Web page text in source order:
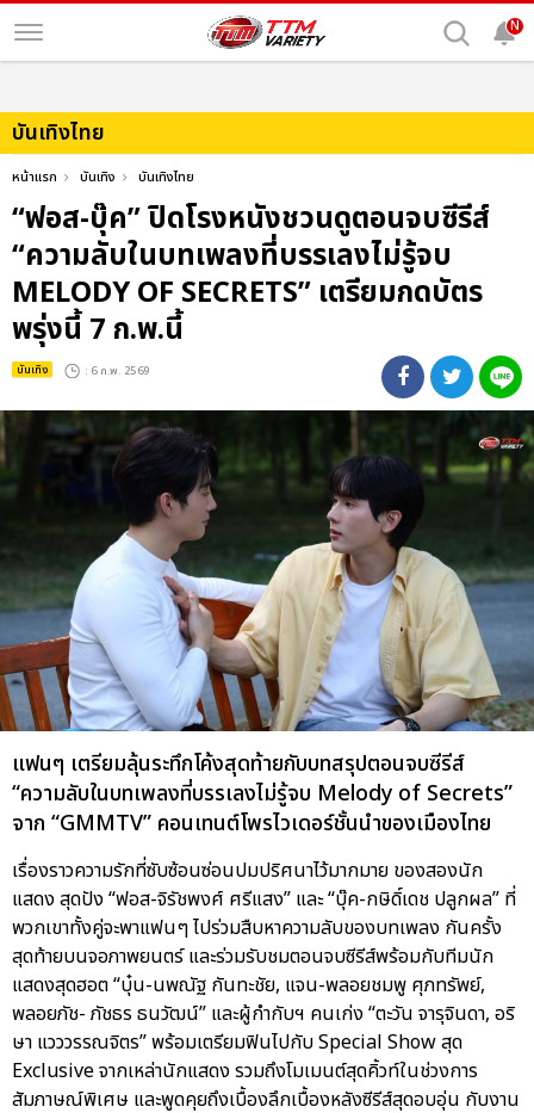
N
บันเทิงไทย
หน้าแรก บันเทิง บันเทิงไทย
“ฟอส-บุ๊ค” ปิดโรงหนังชวนดูตอนจบซีรีส์
“ความลับในบทเพลงที่บรรเลงไม่รู้จบ
MELODY OF SECRETS” เตรียมกดบัตร
พรุ่งนี้ 7 ก.พ.นี้
บันเทิง : 6 ก.พ. 2569
แฟนๆ เตรียมลุ้นระทึกโค้งสุดท้ายกับบทสรุปตอนจบซีรีส์
“ความลับในบทเพลงที่บรรเลงไม่รู้จบ Melody of Secrets”
จาก “GMMTV” คอนเทนต์โพรไวเดอร์ชั้นนำของเมืองไทย
เรื่องราวความรักที่ซับซ้อนซ่อนปมปริศนาไว้มากมาย ของสองนัก
แสดง สุดปัง “ฟอส-จิรัชพงศ์ ศรีแสง” และ “บุ๊ค-กษิดิ์เดช ปลูกผล” ที่
พวกเขาทั้งคู่จะพาแฟนๆ ไปร่วมสืบหาความลับของบทเพลง กันครั้ง
สุดท้ายบนจอภาพยนตร์ และร่วมรับชมตอนจบซีรีส์พร้อมกับทีมนัก
แสดงสุดฮอต “บุ๋น-นพณัฐ กันทะชัย, แจน-พลอยชมพู ศุภทรัพย์,
พลอยภัช- ภัชธร ธนวัฒน์” และผู้กำกับฯ คนเก่ง “ตะวัน จารุจินดา, อริ
ษา แวววรรณจิตร” พร้อมเตรียมฟินไปกับ Special Show สุด
Exclusive จากเหล่านักแสดง รวมถึงโมเมนต์สุดคิ้วท์ในช่วงการ
สัมภาษณ์พิเศษ และพูดคุยถึงเบื้องลึกเบื้องหลังซีรีส์สุดอบอุ่น กับงาน